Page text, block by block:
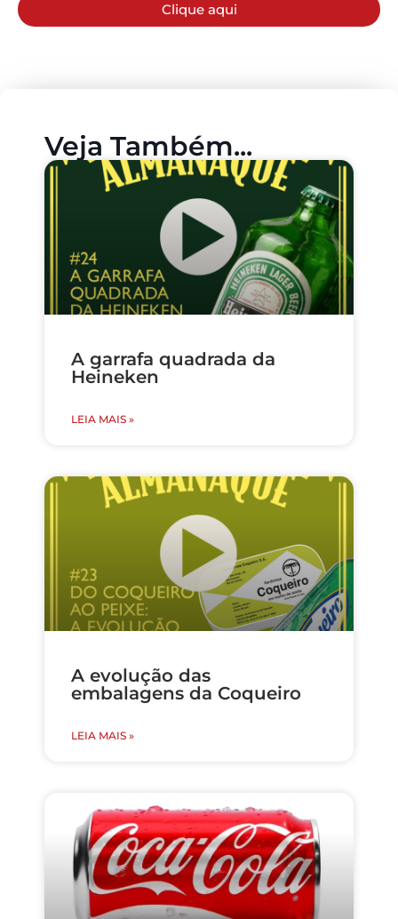
Clique aqui
Veja Também...
A garrafa quadrada da
Heineken
LEIA MAIS »
A evolução das
embalagens da Coqueiro
LEIA MAIS »